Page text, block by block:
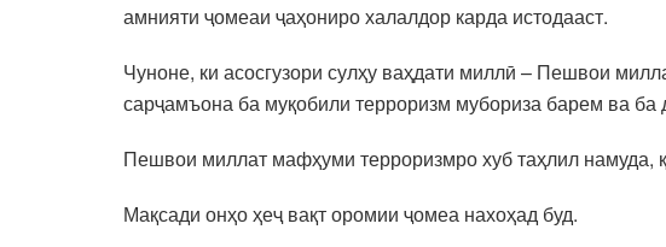
амнияти ҷомеаи ҷаҳониро халалдор карда истодааст.
Чуноне, ки асосгузори сулҳу ваҳдати миллӣ – Пешвои
сарҷамъона ба муқобили терроризм мубориза барем ва
Пешвои миллат мафҳуми терроризмро хуб таҳлил намуда,
Мақсади онҳо ҳеҷ вақт оромии ҷомеа нахоҳад буд.